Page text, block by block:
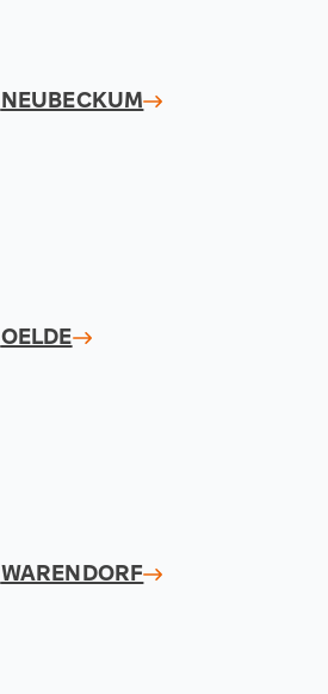
NEUBECKUM
OELDE
WARENDORF